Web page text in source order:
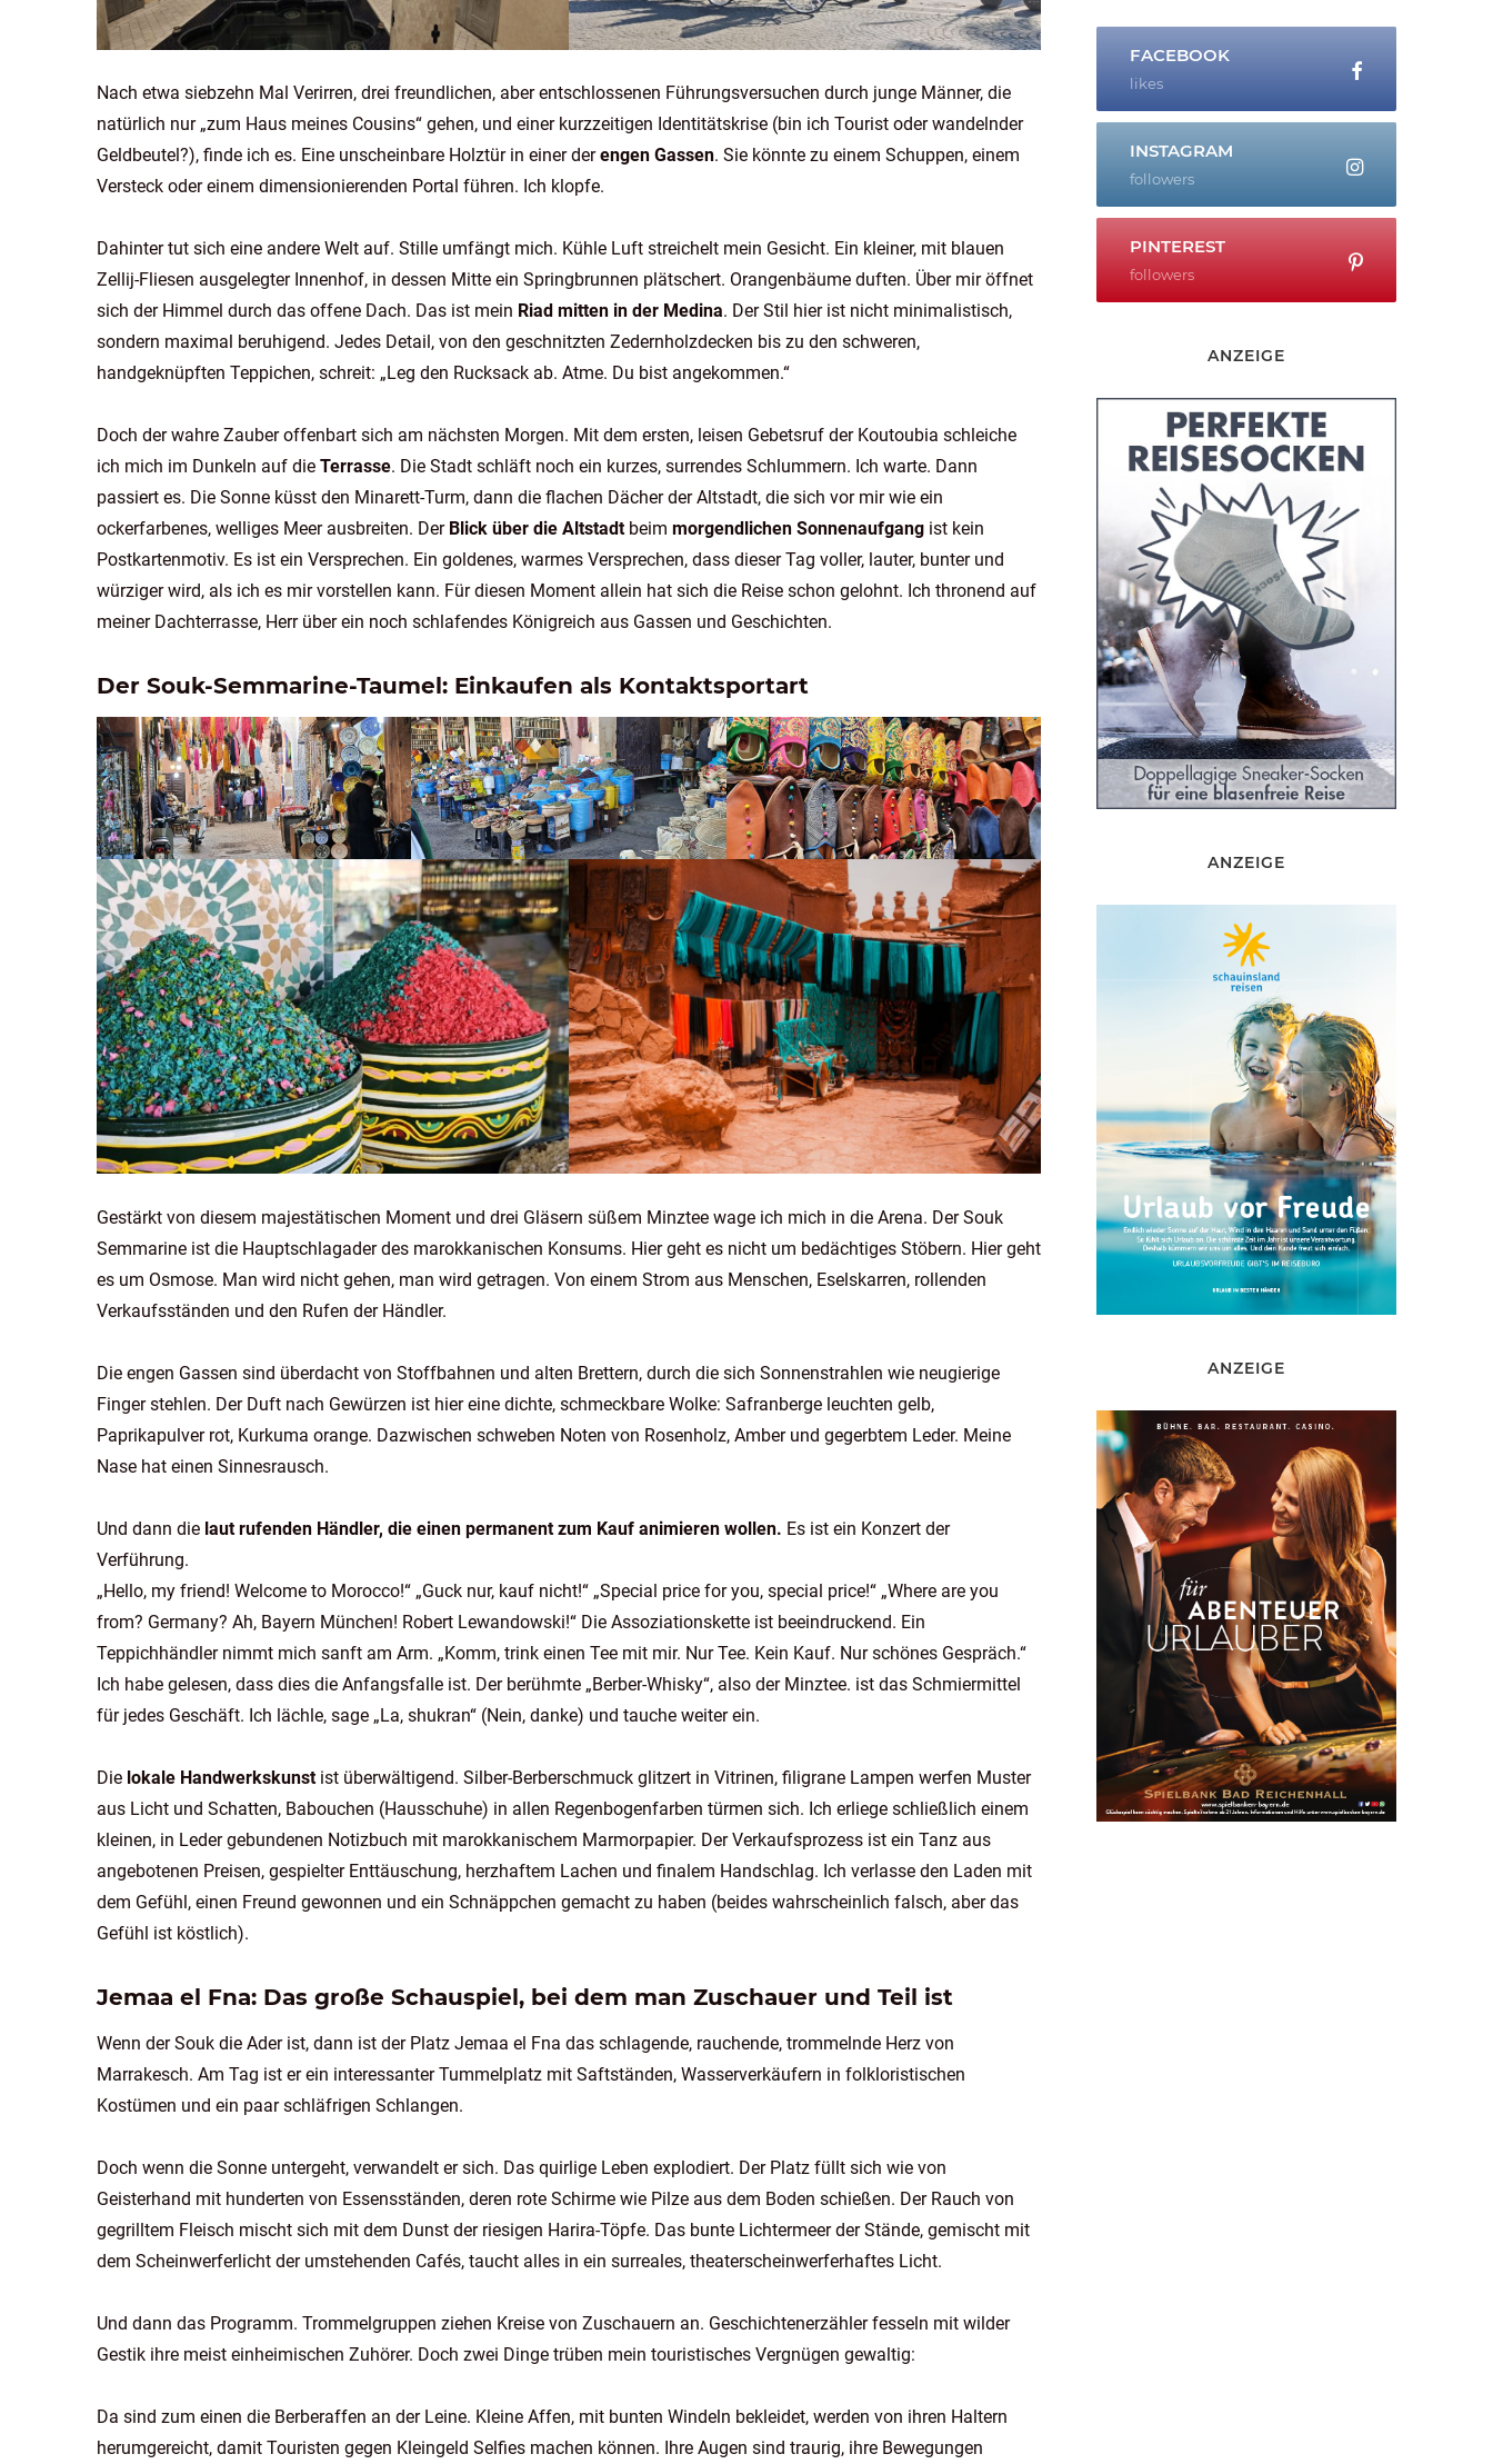
Nach etwa siebzehn Mal Verirren, drei freundlichen, aber entschlossenen Führungsversuchen durch junge Männer, die
natürlich nur „zum Haus meines Cousins“ gehen, und einer kurzzeitigen Identitätskrise (bin ich Tourist oder wandelnder
Geldbeutel?), finde ich es. Eine unscheinbare Holztür in einer derengen Gassen. Sie könnte zu einem Schuppen, einem
Versteck oder einem dimensionierenden Portal führen. Ich klopfe.
Dahinter tut sich eine andere Welt auf. Stille umfängt mich. Kühle Luft streichelt mein Gesicht. Ein kleiner, mit blauen
Zellij-Fliesen ausgelegter Innenhof, in dessen Mitte ein Springbrunnen plätschert. Orangenbäume duften. Über mir öffnet
sich der Himmel durch das offene Dach. Das ist mein Riad mitten in der Medina. Der Stil hier ist nicht minimalistisch,
sondern maximal beruhigend. Jedes Detail, von den geschnitzten Zedernholzdecken bis zu den schweren,
handgeknüpften Teppichen, schreit: „Leg den Rucksack ab. Atme. Du bist angekommen.“
Doch der wahre Zauber offenbart sich am nächsten Morgen. Mit dem ersten, leisen Gebetsruf der Koutoubia schleiche
ich mich im Dunkeln auf die Terrasse. Die Stadt schläft noch ein kurzes, surrendes Schlummern. Ich warte. Dann
passiert es. Die Sonne küsst den Minarett-Turm, dann die flachen Dächer der Altstadt, die sich vor mir wie ein
ockerfarbenes, welliges Meer ausbreiten. Der Blick über die Altstadtbeim morgendlichen Sonnenaufgang ist kein
Postkartenmotiv. Es ist ein Versprechen. Ein goldenes, warmes Versprechen, dass dieser Tag voller, lauter, bunter und
würziger wird, als ich es mir vorstellen kann. Für diesen Moment allein hat sich die Reise schon gelohnt. Ich thronend auf
meiner Dachterrasse, Herr über ein noch schlafendes Königreich aus Gassen und Geschichten.
Der Souk-Semmarine-Taumel: Einkaufen als Kontaktsportart
Gestärkt von diesem majestätischen Moment und drei Gläsern süßem Minztee wage ich mich in die Arena. Der Souk
Semmarine ist die Hauptschlagader des marokkanischen Konsums. Hier geht es nicht um bedächtiges Stöbern. Hier geht
es um Osmose. Man wird nicht gehen, man wird getragen. Von einem Strom aus Menschen, Eselskarren, rollenden
Verkaufsständen und den Rufen der Händler.
Die engen Gassen sind überdacht von Stoffbahnen und alten Brettern, durch die sich Sonnenstrahlen wie neugierige
Finger stehlen. Der Duft nach Gewürzen ist hier eine dichte, schmeckbare Wolke: Safranberge leuchten gelb,
Paprikapulver rot, Kurkuma orange. Dazwischen schweben Noten von Rosenholz, Amber und gegerbtem Leder. Meine
Nase hat einen Sinnesrausch.
Und dann die laut rufenden Händler, die einen permanent zum Kauf animieren wollen. Es ist ein Konzert der
Verführung.
„Hello, my friend! Welcome to Morocco!“ „Guck nur, kauf nicht!“ „Special price for you, special price!“ „Where are you
from? Germany? Ah, Bayern München! Robert Lewandowski!“ Die Assoziationskette ist beeindruckend. Ein
Teppichhändler nimmt mich sanft am Arm. „Komm, trink einen Tee mit mir. Nur Tee. Kein Kauf. Nur schönes Gespräch.“
Ich habe gelesen, dass dies die Anfangsfalle ist. Der berühmte „Berber-Whisky“, also der Minztee. ist das Schmiermittel
für jedes Geschäft. Ich lächle, sage „La, shukran“ (Nein, danke) und tauche weiter ein.
Die lokale Handwerkskunst ist überwältigend. Silber-Berberschmuck glitzert in Vitrinen, filigrane Lampen werfen Muster
aus Licht und Schatten, Babouchen (Hausschuhe) in allen Regenbogenfarben türmen sich. Ich erliege schließlich einem
kleinen, in Leder gebundenen Notizbuch mit marokkanischem Marmorpapier. Der Verkaufsprozess ist ein Tanz aus
angebotenen Preisen, gespielter Enttäuschung, herzhaftem Lachen und finalem Handschlag. Ich verlasse den Laden mit
dem Gefühl, einen Freund gewonnen und ein Schnäppchen gemacht zu haben (beides wahrscheinlich falsch, aber das
Gefühl ist köstlich).
Jemaa el Fna: Das große Schauspiel, bei dem man Zuschauer und Teil ist
Wenn der Souk die Ader ist, dann ist der Platz Jemaa el Fna das schlagende, rauchende, trommelnde Herz von
Marrakesch. Am Tag ist er ein interessanter Tummelplatz mit Saftständen, Wasserverkäufern in folkloristischen
Kostümen und ein paar schläfrigen Schlangen.
Doch wenn die Sonne untergeht, verwandelt er sich. Das quirlige Leben explodiert. Der Platz füllt sich wie von
Geisterhand mit hunderten von Essensständen, deren rote Schirme wie Pilze aus dem Boden schießen. Der Rauch von
gegrilltem Fleisch mischt sich mit dem Dunst der riesigen Harira-Töpfe. Das bunte Lichtermeer der Stände, gemischt mit
dem Scheinwerferlicht der umstehenden Cafés, taucht alles in ein surreales, theaterscheinwerferhaftes Licht.
Und dann das Programm. Trommelgruppen ziehen Kreise von Zuschauern an. Geschichtenerzähler fesseln mit wilder
Gestik ihre meist einheimischen Zuhörer. Doch zwei Dinge trüben mein touristisches Vergnügen gewaltig:
Da sind zum einen die Berberaffen an der Leine. Kleine Affen, mit bunten Windeln bekleidet, werden von ihren Haltern
herumgereicht, damit Touristen gegen Kleingeld Selfies machen können. Ihre Augen sind traurig, ihre Bewegungen
FACEBOOK
likes
INSTAGRAM
followers
PINTEREST
followers
ANZEIGE
ANZEIGE
ANZEIGE